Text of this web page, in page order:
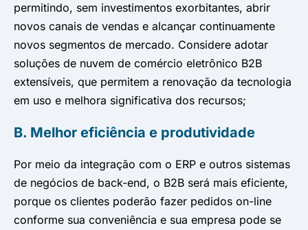
permitindo, sem investimentos exorbitantes, abrir
novos canais de vendas e alcançar continuamente
novos segmentos de mercado. Considere adotar
soluções de nuvem de comércio eletrônico B2B
extensíveis, que permitem a renovação da tecnologia
em uso e melhora significativa dos recursos;
B. Melhor eficiência e produtividade
Por meio da integração com o ERP e outros sistemas
de negócios de back-end, o B2B será mais eficiente,
porque os clientes poderão fazer pedidos on-line
conforme sua conveniência e sua empresa pode se